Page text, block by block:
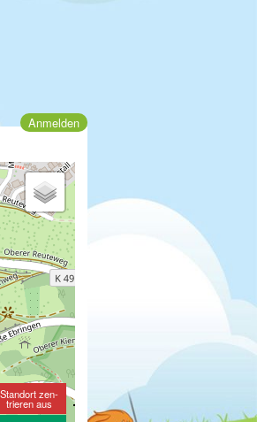
Anmelden
Standort zen-
trieren aus